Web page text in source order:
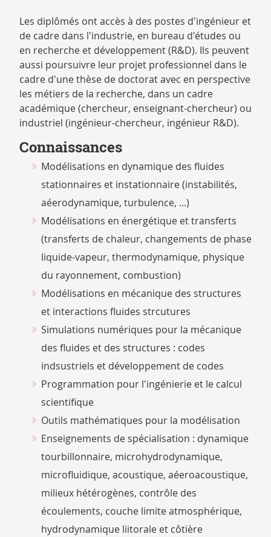
Les diplômés ont accès à des postes d'ingénieur et
de cadre dans l'industrie, en bureau d'études ou
en recherche et développement (R&D). Ils peuvent
aussi poursuivre leur projet professionnel dans le
cadre d'une thèse de doctorat avec en perspective
les métiers de la recherche, dans un cadre
académique (chercheur, enseignant-chercheur) ou
industriel (ingénieur-chercheur, ingénieur R&D).
Connaissances
Modélisations en dynamique des fluides
stationnaires et instationnaire (instabilités,
aéerodynamique, turbulence, ...)
Modélisations en énergétique et transferts
(transferts de chaleur, changements de phase
liquide-vapeur, thermodynamique, physique
du rayonnement, combustion)
Modélisations en mécanique des structures
et interactions fluides strcutures
Simulations numériques pour la mécanique
des fluides et des structures : codes
indsustriels et développement de codes
Programmation pour l'ingénierie et le calcul
scientifique
Outils mathématiques pour la modélisation
Enseignements de spécialisation : dynamique
tourbillonnaire, microhydrodynamique,
microfluidique, acoustique, aéeroacoustique,
milieux hétérogènes, contrôle des
écoulements, couche limite atmosphérique,
hydrodynamique liitorale et côtière